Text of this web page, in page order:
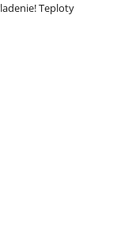
Teploty